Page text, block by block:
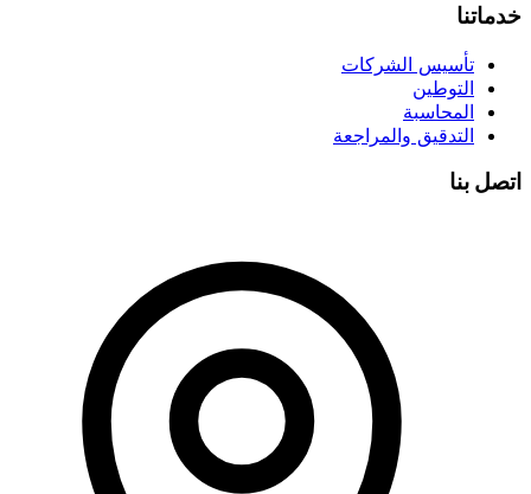
خدماتنا
تأسيس الشركات
التوطين
المحاسبة
التدقيق والمراجعة
اتصل بنا